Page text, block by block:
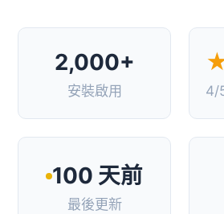
2,000+
安裝啟用 4/
100 天前
最後更新